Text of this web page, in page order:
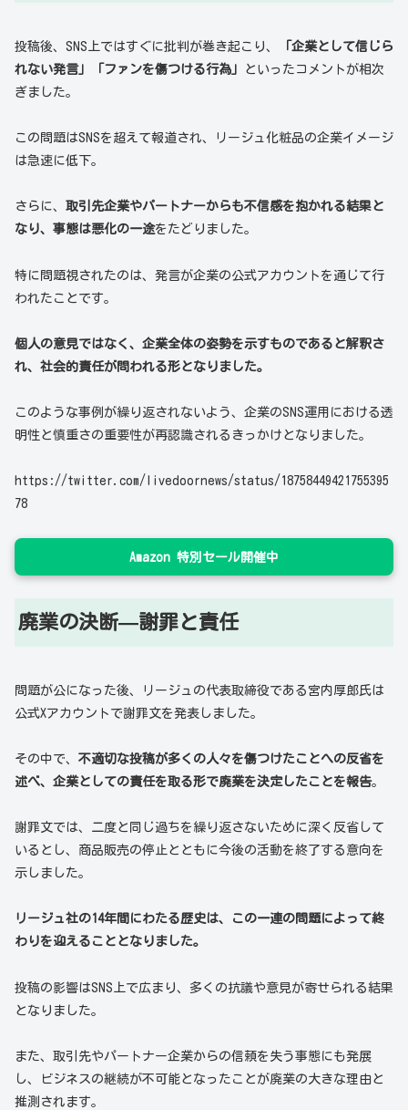
投稿後、SNS上ではすぐに批判が巻き起こり、
「企業として信じら
れない発言」「ファンを傷つける行為」
といったコメントが相次
ぎました。
この問題はSNSを超えて報道され、リージュ化粧品の企業イメージ
は急速に低下。
さらに、 取引先企業やパートナーからも不信感を抱かれる結果と
なり、事態は悪化の一途をたどりました。
特に問題視されたのは、発言が企業の公式アカウントを通じて行
われたことです。
個人の意見ではなく、企業全体の姿勢を示すものであると解釈さ
れ、社会的責任が問われる形となりました。
このような事例が繰り返されないよう、企業のSNS運用における透
明性と慎重さの重要性が再認識されるきっかけとなりました。
https://twitter.com/livedoornews/status/18758449421755395
78
Amazon 特別セール開催中
廃業の決断—謝罪と責任
問題が公になった後、リージュの代表取締役である宮内厚郎氏は
公式Xアカウントで謝罪文を発表しました。
その中で、 不適切な投稿が多くの人々を傷つけたことへの反省を
述べ、企業としての責任を取る形で廃業を決定したことを報告。
謝罪文では、二度と同じ過ちを繰り返さないために深く反省して
いるとし、商品販売の停止とともに今後の活動を終了する意向を
示しました。
リージュ社の14年間にわたる歴史は、この一連の問題によって終
わりを迎えることとなりました。
投稿の影響はSNS上で広まり、多くの抗議や意見が寄せられる結果
となりました。
また、取引先やパートナー企業からの信頼を失う事態にも発展
し、ビジネスの継続が不可能となったことが廃業の大きな理由と
推測されます。